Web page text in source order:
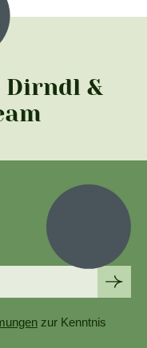
Dirndl &
zur Kenntnis